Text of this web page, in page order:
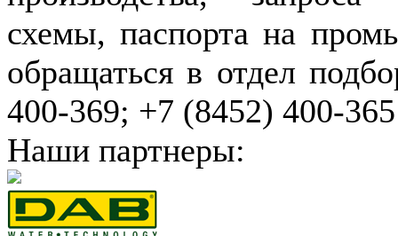
схемы, паспорта на
обращаться в отдел
400-369; +7 (8452) 400-365
Наши партнеры: